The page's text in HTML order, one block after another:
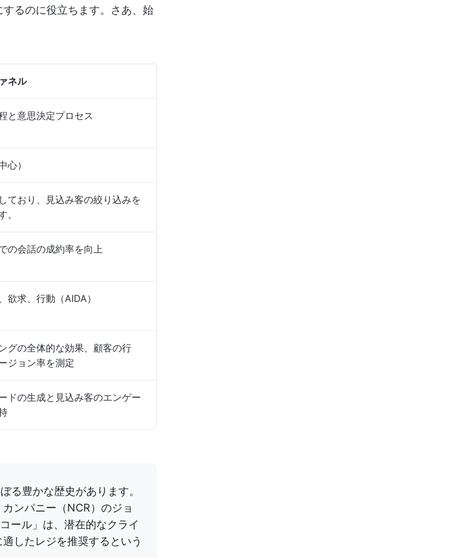
るのに役立ちます。さあ、始
ネル
と意思決定プロセス
心）
ており、見込み客の絞り込みを
。
の会話の成約率を向上
欲求、行動（AIDA）
グの全体的な効果、顧客の行
ジョン率を測定
ドの生成と見込み客のエンゲー
る豊かな歴史があります。
ンパニー（NCR）のジョ
ール」は、潜在的なクライ
したレジを推奨するという